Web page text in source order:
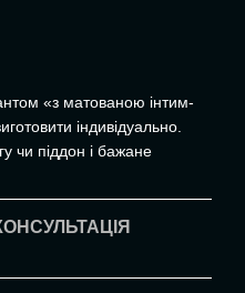
«з матованою інтим-
індивідуально.
чи піддон і бажане